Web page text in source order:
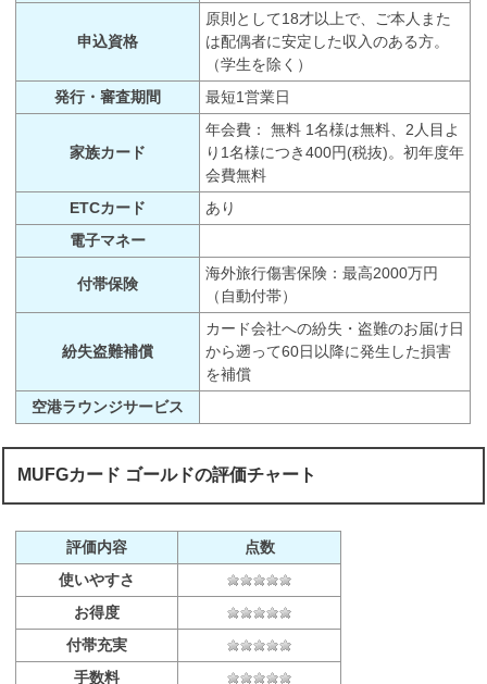
申込資格
原則として18才以上で、ご本人また
は配偶者に安定した収入のある方。
（学生を除く）
発行・審査期間
最短1営業日
家族カード
年会費： 無料 1名様は無料、2人目よ
り1名様につき400円(税抜)。初年度年
会費無料
ETCカード
あり
電子マネー
付帯保険
海外旅行傷害保険：最高2000万円
（自動付帯）
紛失盗難補償
カード会社への紛失・盗難のお届け日
から遡って60日以降に発生した損害
を補償
空港ラウンジサービス
MUFGカード ゴールドの評価チャート
評価内容
点数
使いやすさ
お得度
付帯充実
手数料